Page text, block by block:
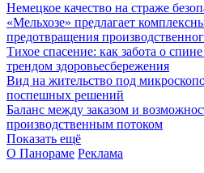
Немецкое качество на страже
«Мельхозе» предлагает
предотвращения
Тихое спасение: как забота о
трендом здоровьесбережения
Вид на жительство под
поспешных решений
Баланс между заказом и
производственным потоком
Показать ещё
О Панораме Реклама